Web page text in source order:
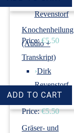
Revenstorf
Price: €5.50
Knochenheilung
(Audio +
Transkript)
›Dirk
Revenstorf
Price: €5.50
Gräser- und